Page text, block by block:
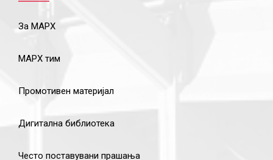
За МАРХ
МАРХ тим
Промотивен материјал
Дигитална библиотека
Често поставувани прашања